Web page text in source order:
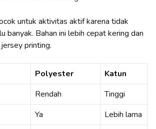
untuk aktivitas aktif karena tidak
banyak. Bahan ini lebih cepat kering dan
printing.
Polyester
Katun
Rendah
Tinggi
Ya
Lebih lama